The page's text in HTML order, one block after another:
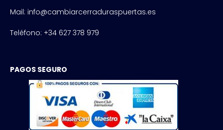
Mail: info@cambiarcerraduraspuertas.es
Teléfono: +34 627 378 979
PAGOS SEGURO